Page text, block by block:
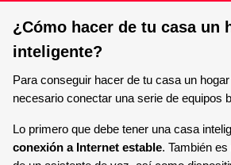
¿Cómo hacer de tu casa un
inteligente?
Para conseguir hacer de tu casa un
necesario conectar una serie de equipos
Lo primero que debe tener una casa
conexión a Internet estable. También